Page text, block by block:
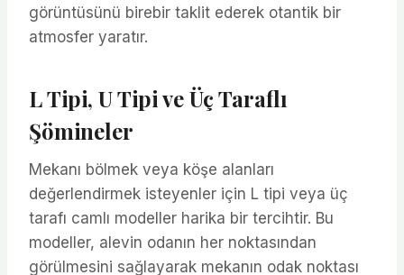
görüntüsünü birebir taklit ederek otantik bir
atmosfer yaratır.
L Tipi, U Tipi ve Üç Taraflı
Şömineler
Mekanı bölmek veya köşe alanları
değerlendirmek isteyenler için L tipi veya üç
tarafı camlı modeller harika bir tercihtir. Bu
modeller, alevin odanın her noktasından
görülmesini sağlayarak mekanın odak noktası